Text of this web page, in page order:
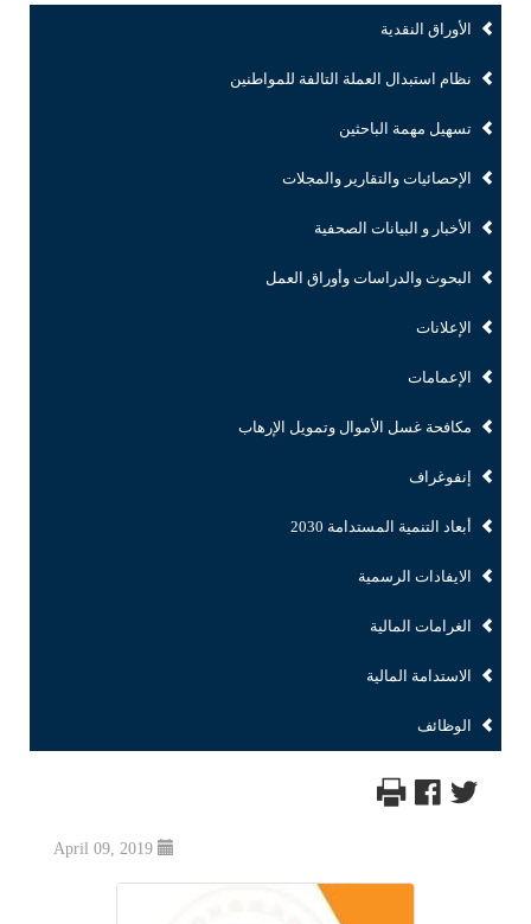
الأوراق النقدية
نظام استبدال العملة التالفة للمواطنين
تسهيل مهمة الباحثين
الإحصائيات والتقارير والمجلات
الأخبار و البيانات الصحفية
البحوث والدراسات وأوراق العمل
الإعلانات
الإعمامات
مكافحة غسل الأموال وتمويل الإرهاب
إنفوغراف
أبعاد التنمية المستدامة 2030
الايفادات الرسمية
الغرامات المالية
الاستدامة المالية
الوظائف